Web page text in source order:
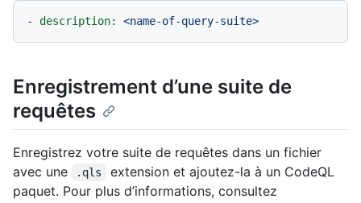
- description: <name-of-query-suite>
Enregistrement d’une suite de
requêtes
Enregistrez votre suite de requêtes dans un fichier
avec une
.qls
extension et ajoutez-la à un CodeQL
paquet. Pour plus d’informations, consultez